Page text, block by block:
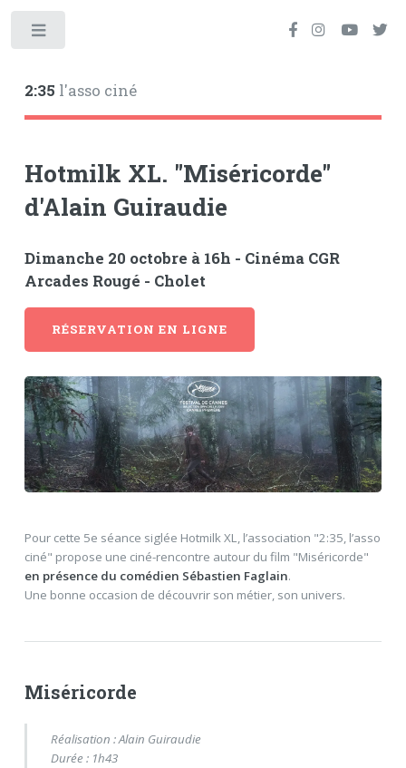
2:35 l'asso ciné
Hotmilk XL. "Miséricorde"
d'Alain Guiraudie
Dimanche 20 octobre à 16h - Cinéma CGR
Arcades Rougé - Cholet
RÉSERVATION EN LIGNE
Pour cette 5e séance siglée Hotmilk XL, l’association "2:35, l’asso
ciné" propose une ciné-rencontre autour du film "Miséricorde"
en présence du comédien Sébastien Faglain.
Une bonne occasion de découvrir son métier, son univers.
Miséricorde
Réalisation : Alain Guiraudie
Durée : 1h43